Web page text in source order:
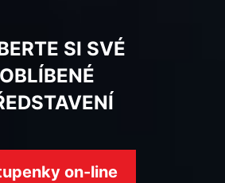
SI SVÉ
OBLÍBENÉ
on-line